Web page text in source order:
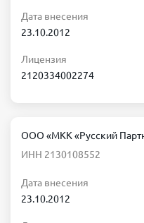
Дата внесения
23.10.2012
Лицензия
2120334002274
ООО «МКК «Русский
ИНН 2130108552
Дата внесения
23.10.2012